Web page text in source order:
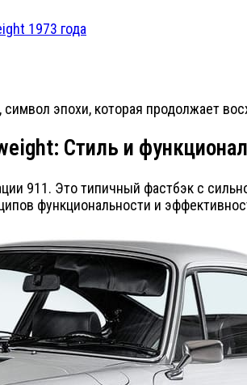
1973 года
эпохи, которая продолжает
Стиль и
911. Это типичный фастбэк с
функциональности и